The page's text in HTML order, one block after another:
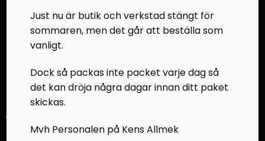
VARIATOR SKYDD VARIATOR SKYDD
Just nu är butik och verkstad stängt för
sommaren, men det går att beställa som
vanligt.
Dock så packas inte packet varje dag så
det kan dröja några dagar innan ditt paket
skickas.
Mvh Personalen på Kens Allmek